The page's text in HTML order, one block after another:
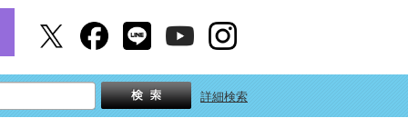
詳細検索